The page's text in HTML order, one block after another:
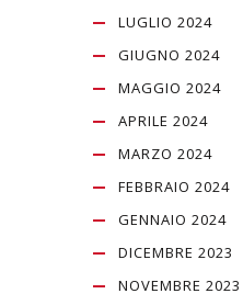
LUGLIO 2024
GIUGNO 2024
MAGGIO 2024
APRILE 2024
MARZO 2024
FEBBRAIO 2024
GENNAIO 2024
DICEMBRE 2023
NOVEMBRE 2023